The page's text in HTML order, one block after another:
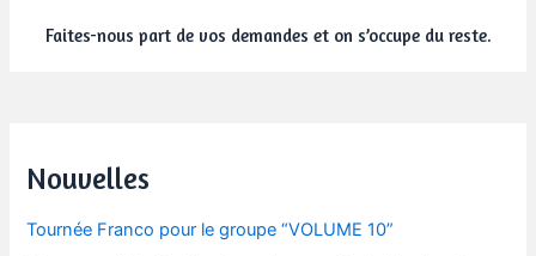
Faites-nous part de vos demandes et on s’occupe du reste.
Nouvelles
Tournée Franco pour le groupe “VOLUME 10”